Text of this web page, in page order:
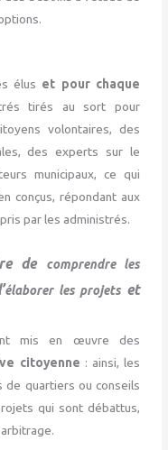
élus et pour chaque
tirés au sort pour
volontaires, des
des experts sur le
municipaux, ce qui
conçus, répondant aux
par les administrés.
de
comprendre les
élaborer les projetset
mis en œuvre des
citoyenne : ainsi, les
de quartiers ou conseils
qui sont débattus,